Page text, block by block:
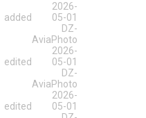
added
2026-
05-01
DZ-
AviaPhoto
edited
2026-
05-01
DZ-
AviaPhoto
edited
2026-
05-01